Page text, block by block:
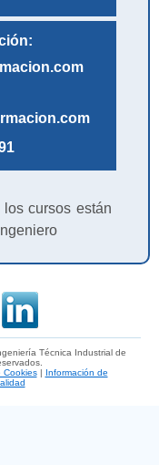
cursos están
Técnica Industrial de
Cookies|
Información de